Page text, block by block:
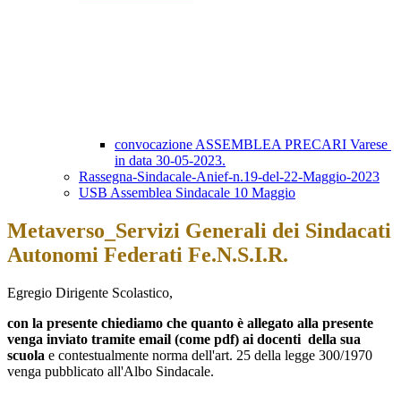
convocazione ASSEMBLEA PRECARI Varese
in data 30-05-2023.
Rassegna-Sindacale-Anief-n.19-del-22-Maggio-2023
USB Assemblea Sindacale 10 Maggio
Metaverso_Servizi Generali dei Sindacati
Autonomi Federati Fe.N.S.I.R.
Egregio Dirigente Scolastico,
con la presente chiediamo che quanto è allegato alla presente
venga inviato tramite email (come pdf) ai docenti della sua
scuola e contestualmente norma dell'art. 25 della legge 300/1970
venga pubblicato all'Albo Sindacale.